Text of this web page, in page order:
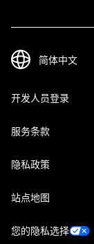
开发人员登录
服务条款
隐私政策
站点地图
您的隐私选择